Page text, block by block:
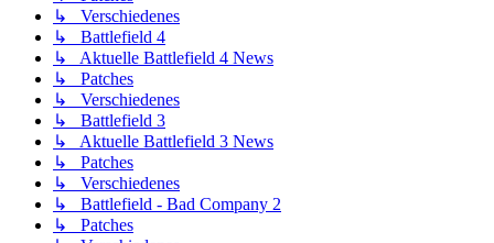
↳ Verschiedenes
↳ Battlefield 4
↳ Aktuelle Battlefield 4 News
↳ Patches
↳ Verschiedenes
↳ Battlefield 3
↳ Aktuelle Battlefield 3 News
↳ Patches
↳ Verschiedenes
↳ Battlefield - Bad Company 2
↳ Patches